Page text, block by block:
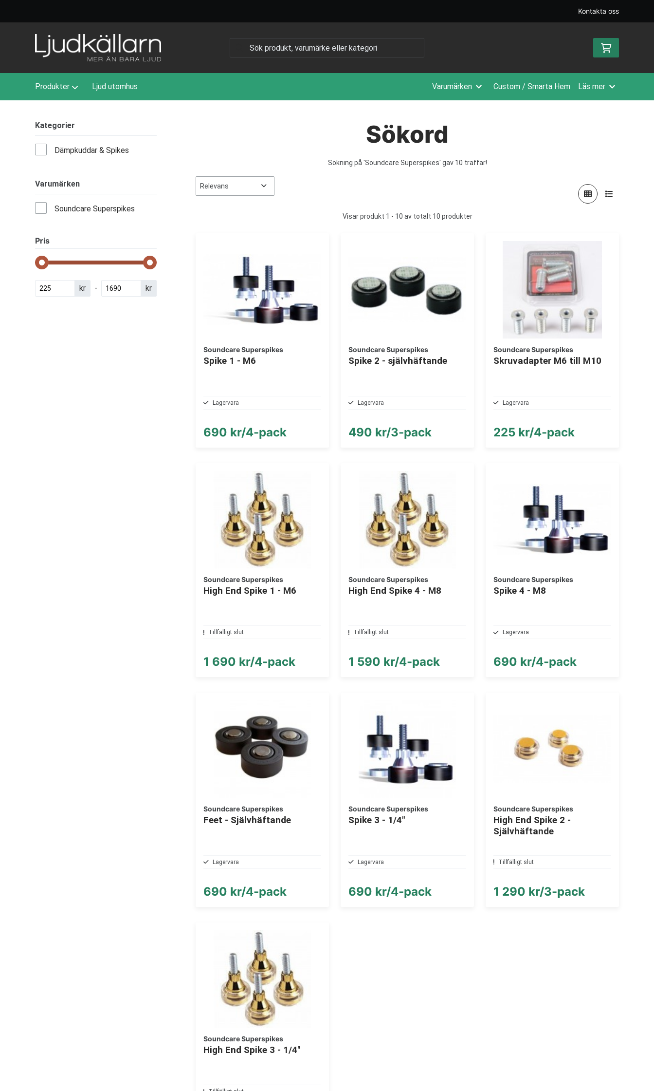
Kontakta oss
Produkter Ljud utomhus Varumärken Custom / Smarta Hem Läs mer
Kategorier
Dämpkuddar & Spikes
Varumärken
Soundcare Superspikes
Pris
kr - kr
Sökord
Sökning på 'Soundcare Superspikes' gav 10 träffar!
Visar produkt 1 - 10 av totalt 10 produkter
Soundcare Superspikes
Spike 1 - M6
Lagervara
690 kr/4-pack
Soundcare Superspikes
Spike 2 - självhäftande
Lagervara
490 kr/3-pack
Soundcare Superspikes
Skruvadapter M6 till M10
Lagervara
225 kr/4-pack
Soundcare Superspikes
High End Spike 1 - M6
Tillfälligt slut
1 690 kr/4-pack
Soundcare Superspikes
High End Spike 4 - M8
Tillfälligt slut
1 590 kr/4-pack
Soundcare Superspikes
Spike 4 - M8
Lagervara
690 kr/4-pack
Soundcare Superspikes
Feet - Självhäftande
Lagervara
690 kr/4-pack
Soundcare Superspikes
Spike 3 - 1/4"
Lagervara
690 kr/4-pack
Soundcare Superspikes
High End Spike 2 -
Självhäftande
Tillfälligt slut
1 290 kr/3-pack
Soundcare Superspikes
High End Spike 3 - 1/4"